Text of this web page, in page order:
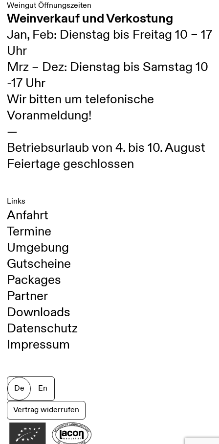
Weingut Öffnungszeiten
Weinverkauf und Verkostung
Jan, Feb: Dienstag bis Freitag 10 – 17
Uhr
Mrz – Dez: Dienstag bis Samstag 10
-17 Uhr
Wir bitten um telefonische
Voranmeldung!
—
Betriebsurlaub von 4. bis 10. August
Feiertage geschlossen
Links
Anfahrt
Termine
Umgebung
Gutscheine
Packages
Partner
Downloads
Datenschutz
Impressum
De En
Vertrag widerrufen